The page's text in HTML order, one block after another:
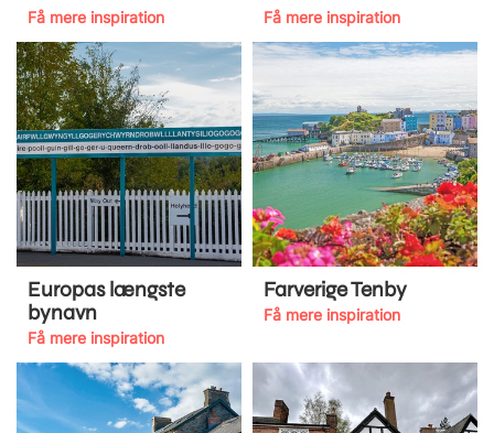
Få mere inspiration Få mere inspiration
Europas længste
bynavn
Få mere inspiration
Farverige Tenby
Få mere inspiration